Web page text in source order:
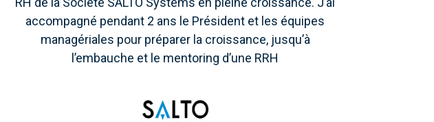
accompagné pendant 2 ans le Président et les équipes
managériales pour préparer la croissance, jusqu’à
l’embauche et le mentoring d’une RRH